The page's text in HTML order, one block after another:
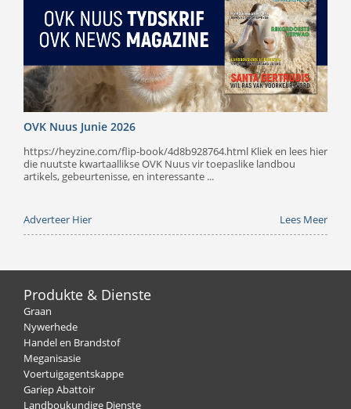
OVK Nuus Junie 2026
https://heyzine.com/flip-book/4d8b928764.html Kliek en lees hier
die nuutste kwartaallikse OVK Nuus vir toepaslike landbou
artikels, gebeurtenisse, en interessante ...
Adverteer Hier Lees Meer
Produkte & Dienste
Graan
Nywerhede
Handel en Brandstof
Meganisasie
Voertuigagentskappe
Gariep Abattoir
Landboukundige Dienste